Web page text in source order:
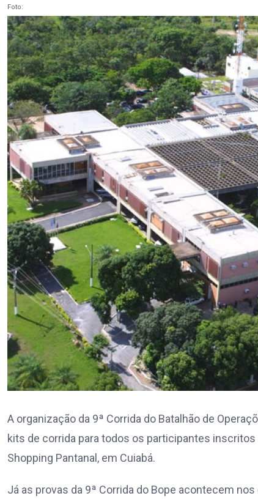
Foto:
A organização da 9ª Corrida do Batalhão de
kits de corrida para todos os participantes
Shopping Pantanal, em Cuiabá.
Já as provas da 9ª Corrida do Bope acontecem